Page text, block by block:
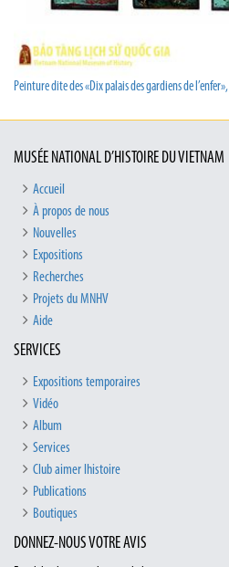
Peinture dite des «Dix palais des gardiens de l’enfer»,
MUSÉE NATIONAL D’HISTOIRE DU VIETNAM
Accueil
À propos de nous
Nouvelles
Expositions
Recherches
Projets du MNHV
Aide
SERVICES
Expositions temporaires
Vidéo
Album
Services
Club aimer lhistoire
Publications
Boutiques
DONNEZ-NOUS VOTRE AVIS